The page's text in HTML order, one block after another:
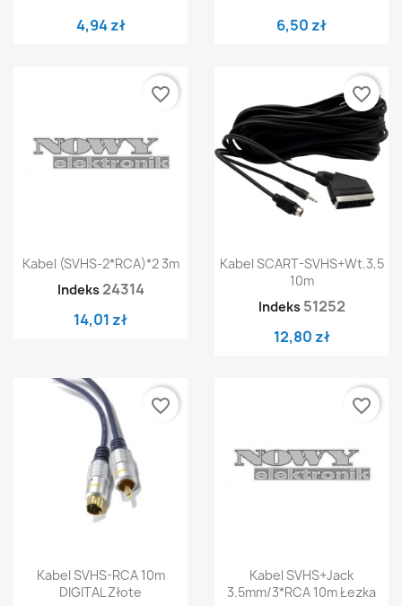
4,94 zł
6,50 zł
Kabel (SVHS-2*RCA)*2 3m
Indeks 24314
14,01 zł
favorite_border
Kabel SCART-SVHS+wt.3,5
10m
Indeks 51252
12,80 zł
favorite_border
Kabel SVHS-RCA 10m
DIGITAL Złote
favorite_border
Kabel SVHS+jack
3.5mm/3*RCA 10m Łezka
favorite_border